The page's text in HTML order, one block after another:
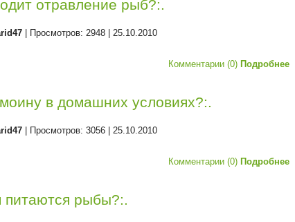
отравление рыб?:.
| Просмотров: 2948 | 25.10.2010
Комментарии (0) Подробнее
в домашних условиях?:.
| Просмотров: 3056 | 25.10.2010
Комментарии (0) Подробнее
питаются рыбы?:.